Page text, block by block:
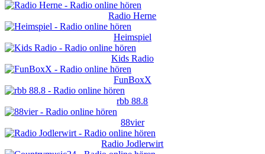
Radio Herne
Heimspiel
Kids Radio
FunBoxX
rbb 88.8
88vier
Radio Jodlerwirt